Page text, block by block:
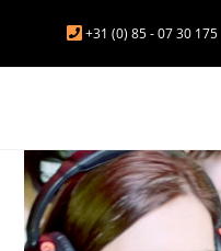
+31 (0) 85 - 07 30 175